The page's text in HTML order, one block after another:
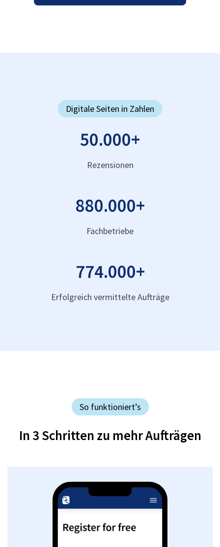
Digitale Seiten in Zahlen
50.000+
Rezensionen
880.000+
Fachbetriebe
774.000+
Erfolgreich vermittelte Aufträge
So funktioniert’s
In 3 Schritten zu mehr Aufträgen